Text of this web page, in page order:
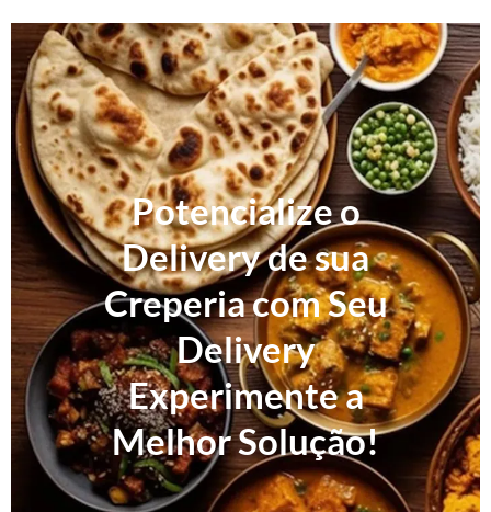
Potencialize o
Delivery de sua
Creperia com Seu
Delivery
Experimente a
Melhor Solução!